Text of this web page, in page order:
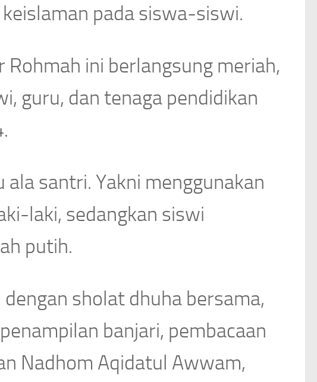
pada siswa-siswi.
Rohmah ini berlangsung meriah,
guru, dan tenaga pendidikan
santri. Yakni menggunakan
laki, sedangkan siswi
putih.
sholat dhuha bersama,
banjari, pembacaan
Nadhom Aqidatul Awwam,